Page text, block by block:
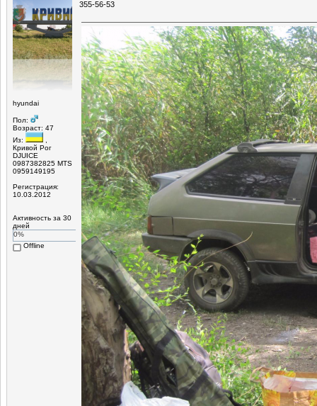
hyundai
Пол:
Возраст: 47
Из:
Кривой Рог
DJUICE
0987382825 MTS
0959149195
Регистрация:
10.03.2012
Активность за 30
дней
0%
Offline
355-56-53